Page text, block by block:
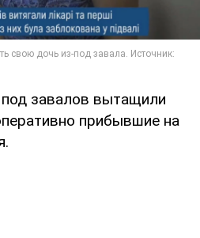
завалов вытащили
прибывшие на